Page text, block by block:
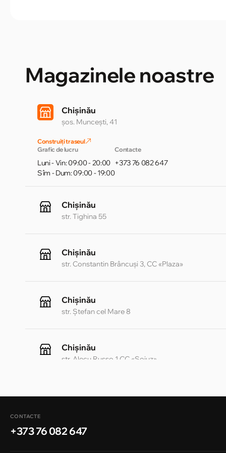
Magazinele noastre
Chișinău
șos. Muncești, 41
Construiți traseul
Grafic de lucru
Luni - Vin: 09:00 - 20:00
Sîm - Dum: 09:00 - 19:00
Contacte
+373 76 082 647
Chișinău
str. Tighina 55
Chișinău
str. Constantin Brâncuși 3, CC «Plaza»
Chișinău
str. Ștefan cel Mare 8
Chișinău
str. Alecu Russo 1 CC «Soiuz»
Chișinău
CONTACTE
+373 76 082 647